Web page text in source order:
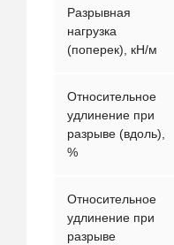
Разрывная
нагрузка
(поперек), кН/м
Относительное
удлинение при
разрыве (вдоль),
%
Относительное
удлинение при
разрыве